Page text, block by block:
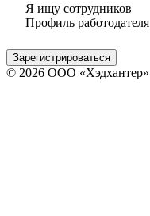
Я ищу сотрудников
Профиль работодателя
Зарегистрироваться
© 2026 ООО «Хэдхантер»